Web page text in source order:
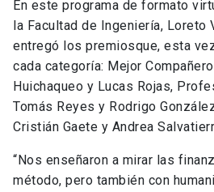
En este programa de formato
la Facultad de Ingeniería, Loreto
entregó los premiosque, esta
cada categoría: Mejor
Huichaqueo y Lucas Rojas,
Tomás Reyes y Rodrigo
Cristián Gaete y Andrea
“Nos enseñaron a mirar las
método, pero también con